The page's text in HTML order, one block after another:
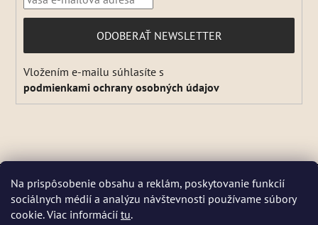
Na prispôsobenie obsahu a reklám, poskytovanie funkcií
sociálnych médií a analýzu návštevnosti používame súbory
cookie. Viac informácií tu.
DŇA 5 a 6 AUGUSTA NEBUDEME ODOSIELAŤ ŽIADNE ZÁSIELKY. ☀️
Letná prevádzka: Počas horúcich dní chránime kvalitu našich výrobkov,
PRIHLÁSIŤ
SA
ODOBERAŤ NEWSLETTER
Vložením e-mailu súhlasíte s
podmienkami ochrany osobných údajov
Vytvoril Shoptet
Copyright 2026 Kvitok. Všetky práva vyhradené.Upraviť
nastavenie cookies